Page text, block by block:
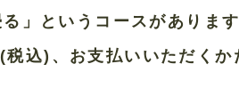
」というコースがあります
込)、お支払いいただくか